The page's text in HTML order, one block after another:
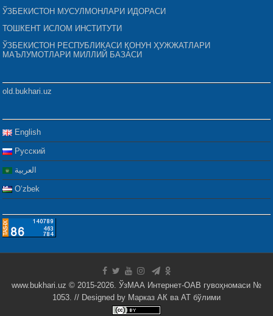
ЎЗБЕКИСТОН МУСУЛМОНЛАРИ ИДОРАСИ
ТОШКЕНТ ИСЛОМ ИНСТИТУТИ
ЎЗБЕКИСТОН РЕСПУБЛИКАСИ ҚОНУН ҲУЖЖАТЛАРИ
МАЪЛУМОТЛАРИ МИЛЛИЙ БАЗАСИ
old.bukhari.uz
English
Русский
العربية
Oʻzbek
www.bukhari.uz © 2015-2026. ЎзМАА Интернет-ОАВ гувоҳномаси №
1053. // Designed by Марказ АК ва АТ бўлими